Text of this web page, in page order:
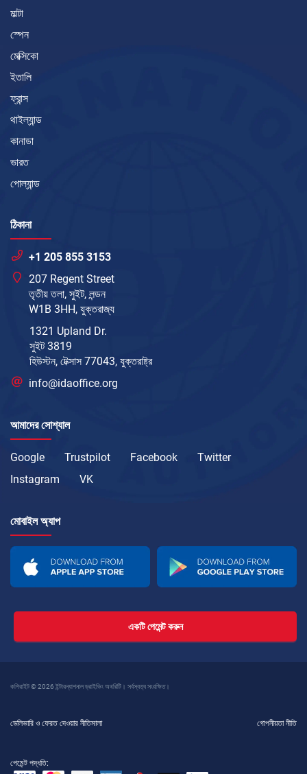
মাল্টা
স্পেন
মেক্সিকো
ইতালি
ফ্রান্স
থাইল্যান্ড
কানাডা
ভারত
পোল্যান্ড
ঠিকানা
+1 205 855 3153
207 Regent Street
তৃতীয় তলা, সুইট, লন্ডন
W1B 3HH, যুক্তরাজ্য
1321 Upland Dr.
সুইট 3819
হিউস্টন, টেক্সাস 77043, যুক্তরাষ্ট্র
info@idaoffice.org
আমাদের সোশ্যাল
Google Trustpilot Facebook
Twitter
Instagram
VK
মোবাইল অ্যাপ
একটি পেমেন্ট করুন
কপিরাইট © 2026 ইন্টারন্যাশনাল ড্রাইভিং অথরিটি। সর্বস্বত্ব সংরক্ষিত।
ডেলিভারি ও ফেরত দেওয়ার নীতিমালা গোপনীয়তা নীতি
পেমেন্ট পদ্ধতি: